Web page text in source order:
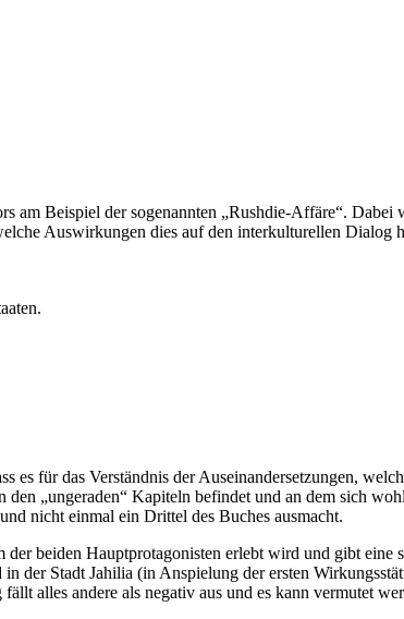
am Beispiel der sogenannten „Rushdie-Affäre“.
Auswirkungen dies auf den interkulturellen Dialog
es für das Verständnis der Auseinandersetzungen,
„ungeraden“ Kapiteln befindet und an dem sich
nicht einmal ein Drittel des Buches ausmacht.
beiden Hauptprotagonisten erlebt wird und gibt eine
der Stadt Jahilia (in Anspielung der ersten
alles andere als negativ aus und es kann vermutet